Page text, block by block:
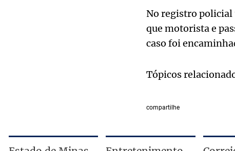
No registro policial
que motorista e
caso foi
Tópicos
compartilhe